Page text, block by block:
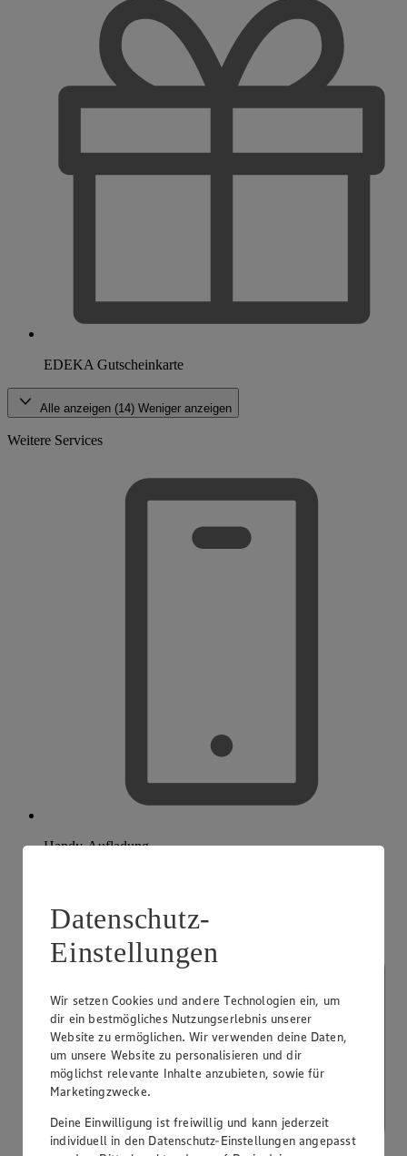
EDEKA Gutscheinkarte
Alle anzeigen (14) Weniger anzeigen
Weitere Services
Handy-Aufladung
Datenschutz-
Einstellungen
Wir setzen Cookies und andere Technologien ein, um
dir ein bestmögliches Nutzungserlebnis unserer
Website zu ermöglichen. Wir verwenden deine Daten,
um unsere Website zu personalisieren und dir
möglichst relevante Inhalte anzubieten, sowie für
Marketingzwecke.
Deine Einwilligung ist freiwillig und kann jederzeit
individuell in den Datenschutz-Einstellungen angepasst